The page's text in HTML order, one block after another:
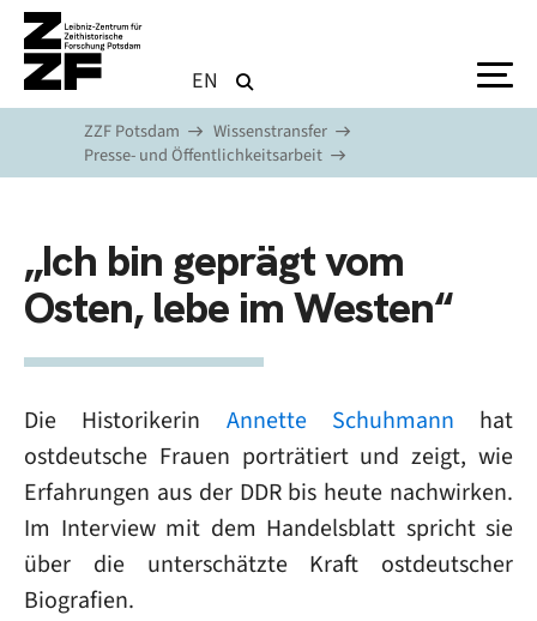
Direkt zum Inhalt
EN
ZZF Potsdam
Wissenstransfer
Presse- und Öffentlichkeitsarbeit
„Ich bin geprägt vom
Osten, lebe im Westen“
Die Historikerin Annette Schuhmann hat
ostdeutsche Frauen porträtiert und zeigt, wie
Erfahrungen aus der DDR bis heute nachwirken.
Im Interview mit dem Handelsblatt spricht sie
über die unterschätzte Kraft ostdeutscher
Biografien.